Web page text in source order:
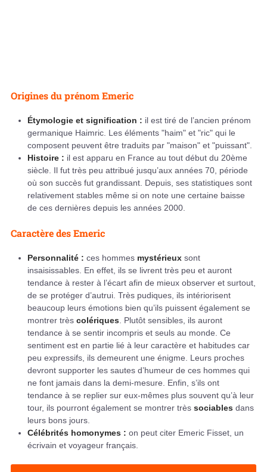
Origines du prénom Emeric
Étymologie et signification : il est tiré de l’ancien prénom
germanique Haimric. Les éléments "haim" et "ric" qui le
composent peuvent être traduits par "maison" et "puissant".
Histoire : il est apparu en France au tout début du 20ème
siècle. Il fut très peu attribué jusqu’aux années 70, période
où son succès fut grandissant. Depuis, ses statistiques sont
relativement stables même si on note une certaine baisse
de ces dernières depuis les années 2000.
Caractère des Emeric
Personnalité : ces hommes mystérieux sont
insaisissables. En effet, ils se livrent très peu et auront
tendance à rester à l’écart afin de mieux observer et surtout,
de se protéger d’autrui. Très pudiques, ils intériorisent
beaucoup leurs émotions bien qu’ils puissent également se
montrer très colériques . Plutôt sensibles, ils auront
tendance à se sentir incompris et seuls au monde. Ce
sentiment est en partie lié à leur caractère et habitudes car
peu expressifs, ils demeurent une énigme. Leurs proches
devront supporter les sautes d’humeur de ces hommes qui
ne font jamais dans la demi-mesure. Enfin, s’ils ont
tendance à se replier sur eux-mêmes plus souvent qu’à leur
tour, ils pourront également se montrer très sociables dans
leurs bons jours.
Célébrités homonymes : on peut citer Emeric Fisset, un
écrivain et voyageur français.